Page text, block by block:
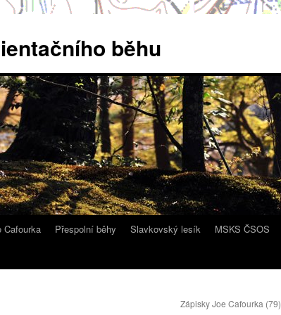
běhu
Cafourka Přespolní běhy Slavkovský lesík MSKS ČSOS
Zápisky Joe Cafourka (79)